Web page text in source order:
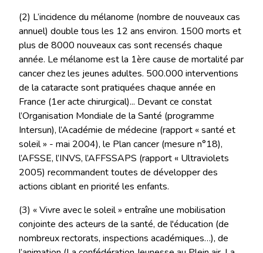
(2) L’incidence du mélanome (nombre de nouveaux cas
annuel) double tous les 12 ans environ. 1500 morts et
plus de 8000 nouveaux cas sont recensés chaque
année. Le mélanome est la 1ère cause de mortalité par
cancer chez les jeunes adultes. 500.000 interventions
de la cataracte sont pratiquées chaque année en
France (1er acte chirurgical)... Devant ce constat
l’Organisation Mondiale de la Santé (programme
Intersun), l’Académie de médecine (rapport « santé et
soleil » - mai 2004), le Plan cancer (mesure n°18),
l’AFSSE, l’INVS, l’AFFSSAPS (rapport « Ultraviolets
2005) recommandent toutes de développer des
actions ciblant en priorité les enfants.
(3) « Vivre avec le soleil » entraîne une mobilisation
conjointe des acteurs de la santé, de l'éducation (de
nombreux rectorats, inspections académiques…), de